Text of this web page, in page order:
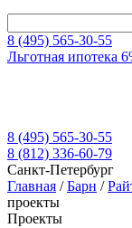
8 (495) 565-30-55
Льготная ипотека
8 (495) 565-30-55
8 (812) 336-60-79
Санкт-Петербург
Главная /Барн /
проекты
Проекты